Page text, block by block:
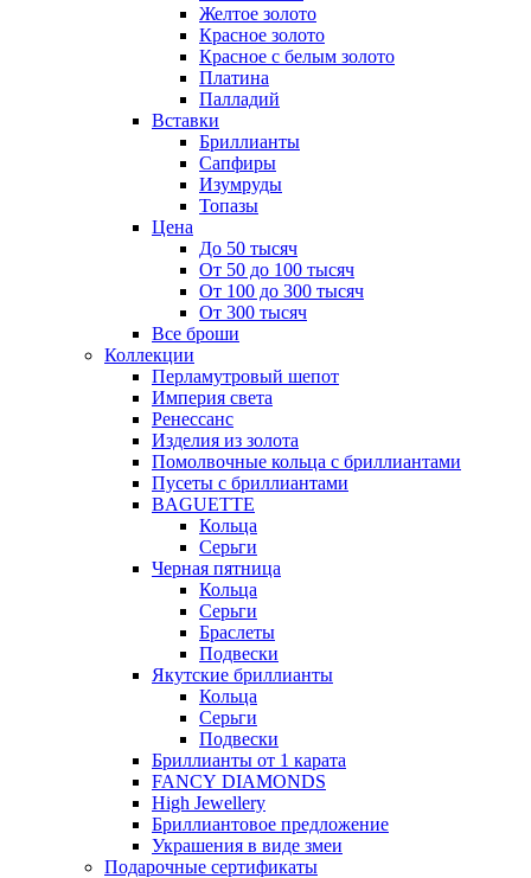
Желтое золото
Красное золото
Красное с белым золото
Платина
Палладий
Вставки
Бриллианты
Сапфиры
Изумруды
Топазы
Цена
До 50 тысяч
От 50 до 100 тысяч
От 100 до 300 тысяч
От 300 тысяч
Все броши
Коллекции
Перламутровый шепот
Империя света
Ренессанс
Изделия из золота
Помолвочные кольца с бриллиантами
Пусеты с бриллиантами
BAGUETTE
Кольца
Серьги
Черная пятница
Кольца
Серьги
Браслеты
Подвески
Якутские бриллианты
Кольца
Серьги
Подвески
Бриллианты от 1 карата
FANCY DIAMONDS
High Jewellery
Бриллиантовое предложение
Украшения в виде змеи
Подарочные сертификаты